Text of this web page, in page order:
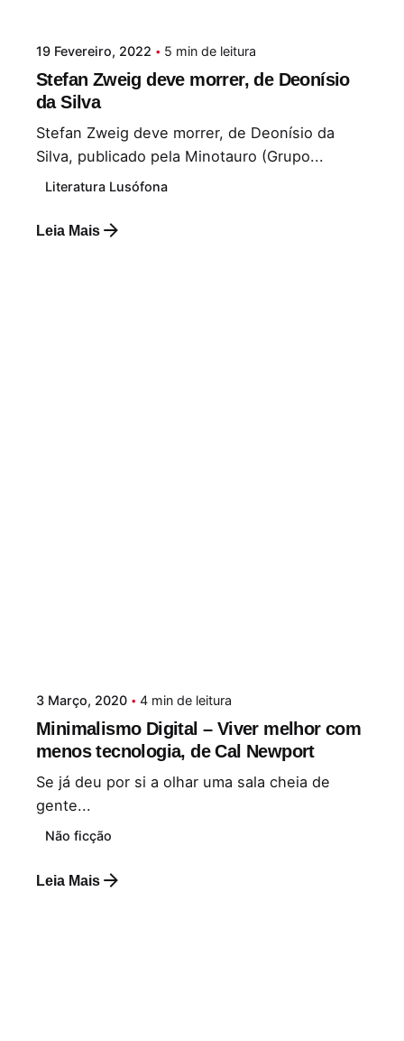
19 Fevereiro, 2022 5 min de leitura
Stefan Zweig deve morrer, de Deonísio
da Silva
Stefan Zweig deve morrer, de Deonísio da
Silva, publicado pela Minotauro (Grupo...
Literatura Lusófona
Leia Mais
3 Março, 2020 4 min de leitura
Minimalismo Digital – Viver melhor com
menos tecnologia, de Cal Newport
Se já deu por si a olhar uma sala cheia de
gente...
Não ficção
Leia Mais